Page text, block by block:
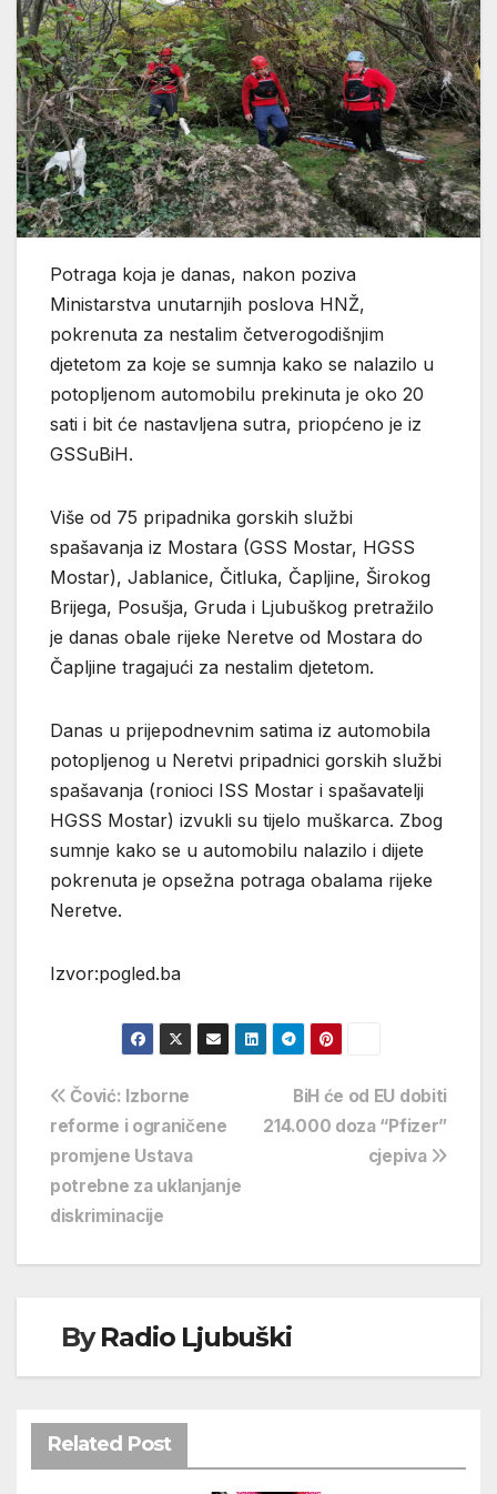
Potraga koja je danas, nakon poziva
Ministarstva unutarnjih poslova HNŽ,
pokrenuta za nestalim četverogodišnjim
djetetom za koje se sumnja kako se nalazilo u
potopljenom automobilu prekinuta je oko 20
sati i bit će nastavljena sutra, priopćeno je iz
GSSuBiH.
Više od 75 pripadnika gorskih službi
spašavanja iz Mostara (GSS Mostar, HGSS
Mostar), Jablanice, Čitluka, Čapljine, Širokog
Brijega, Posušja, Gruda i Ljubuškog pretražilo
je danas obale rijeke Neretve od Mostara do
Čapljine tragajući za nestalim djetetom.
Danas u prijepodnevnim satima iz automobila
potopljenog u Neretvi pripadnici gorskih službi
spašavanja (ronioci ISS Mostar i spašavatelji
HGSS Mostar) izvukli su tijelo muškarca. Zbog
sumnje kako se u automobilu nalazilo i dijete
pokrenuta je opsežna potraga obalama rijeke
Neretve.
Izvor:pogled.ba
Navigacija
objava
BiH će od EU dobiti
214.000 doza “Pfizer”
cjepiva
Čović: Izborne
reforme i ograničene
promjene Ustava
potrebne za uklanjanje
diskriminacije
ByRadio Ljubuški
Related Post